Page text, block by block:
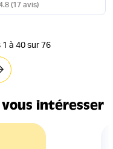
sur 5
(17 avis)
à 40 sur 76
intéresser